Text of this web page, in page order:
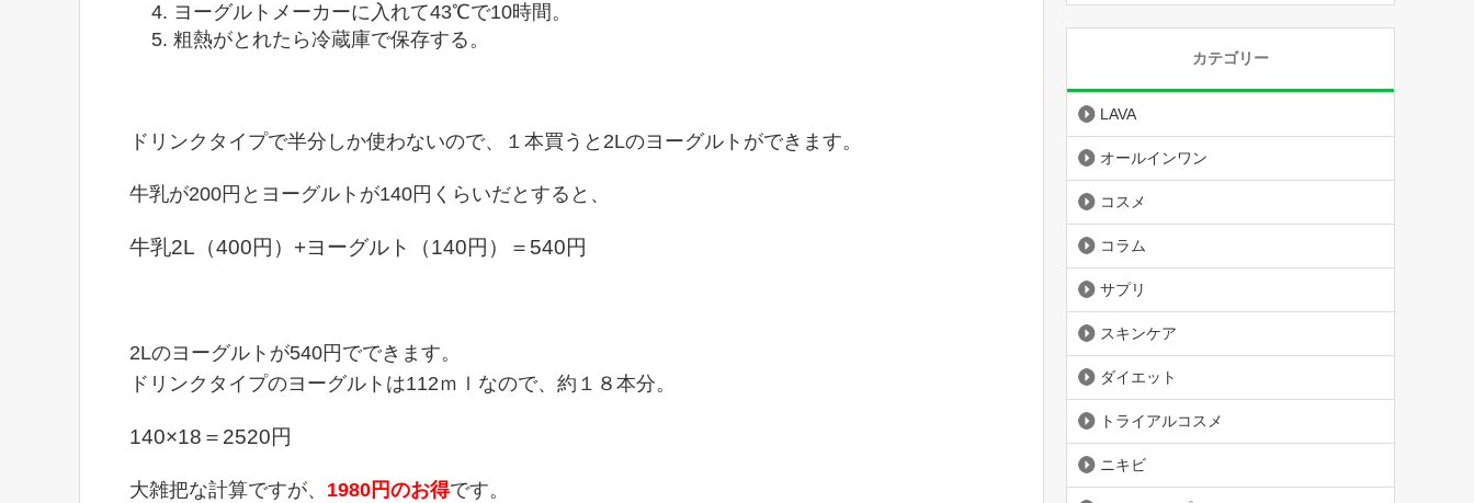
ヨーグルトメーカーに入れて43℃で10時間。
粗熱がとれたら冷蔵庫で保存する。
ドリンクタイプで半分しか使わないので、１本買うと2Lのヨーグルトができます。
牛乳が200円とヨーグルトが140円くらいだとすると、
牛乳2L（400円）+ヨーグルト（140円）＝540円
2Lのヨーグルトが540円でできます。
ドリンクタイプのヨーグルトは112ｍｌなので、約１８本分。
140×18＝2520円
大雑把な計算ですが、 1980円のお得です。
カテゴリー
LAVA
オールインワン
コスメ
コラム
サプリ
スキンケア
ダイエット
トライアルコスメ
ニキビ